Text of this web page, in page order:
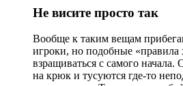
Не висите просто так
Вообще к таким вещам
игроки, но подобные
взращиваться с самого
на крюк и тусуются где-то